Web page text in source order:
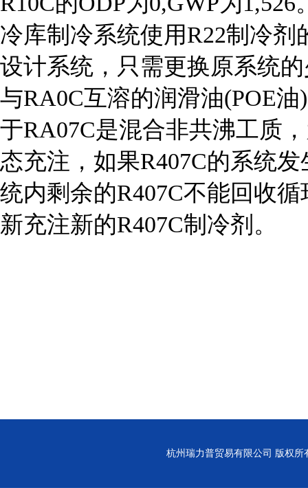
冷库制冷系统使用R22制冷
设计系统，只需更换原系统
与RA0C互溶的润滑油(POE
于RA07C是混合非共沸工质
态充注，如果R407C的系统
统内剩余的R407C不能回收
新充注新的R407C制冷剂。
杭州瑞力普贸易有限公司 版权所